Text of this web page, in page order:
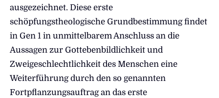
ausgezeichnet. Diese erste
schöpfungstheologische Grundbestimmung findet
in Gen 1 in unmittelbarem Anschluss an die
Aussagen zur Gottebenbildlichkeit und
Zweigeschlechtlichkeit des Menschen eine
Weiterführung durch den so genannten
Fortpflanzungsauftrag an das erste